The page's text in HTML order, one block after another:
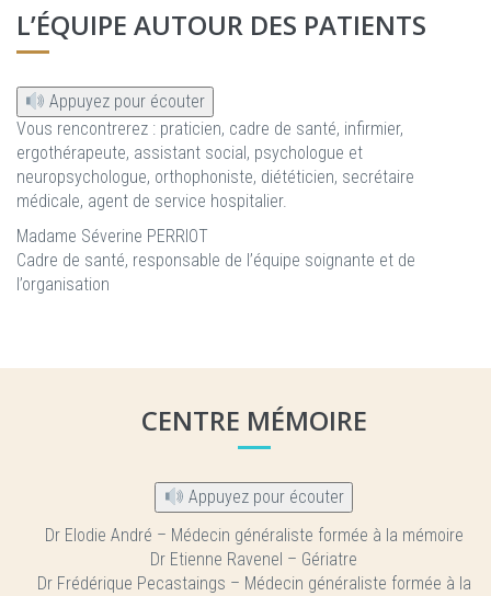
L’ÉQUIPE AUTOUR DES PATIENTS
Appuyez pour écouter
Vous rencontrerez : praticien, cadre de santé, infirmier,
ergothérapeute, assistant social, psychologue et
neuropsychologue, orthophoniste, diététicien, secrétaire
médicale, agent de service hospitalier.
Madame Séverine PERRIOT
Cadre de santé, responsable de l’équipe soignante et de
l’organisation
CENTRE MÉMOIRE
Appuyez pour écouter
Dr Elodie André – Médecin généraliste formée à la mémoire
Dr Etienne Ravenel – Gériatre
Dr Frédérique Pecastaings – Médecin généraliste formée à la